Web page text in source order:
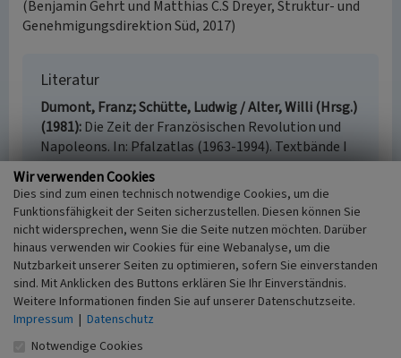
(Benjamin Gehrt und Matthias C.S Dreyer, Struktur- und
Genehmigungsdirektion Süd, 2017)
Literatur
Dumont, Franz; Schütte, Ludwig / Alter, Willi (Hrsg.)
(1981) Die Zeit der Französischen Revolution und
Napoleons. In: Pfalzatlas (1963-1994). Textbände I
bis IV sowie zwei Kartenbände, S. 1458-1460. Speyer.
Eitelmann, Walter; Kimmel, Ernst
(2005) Rittersteine im Pfälzerwald. Eine steinerne
Geschichtsschreibung. S. 422. S. 63, Neustadt an der
Weinstraße (5. leicht überarbeitete Auflage mit
Wandervorschlägen).
Ritterstein „Hauptschanze I“ am Steigerkopf
Wir verwenden Cookies
Dies sind zum einen technisch notwendige Cookies, um die
Funktionsfähigkeit der Seiten sicherzustellen. Diesen können Sie
nicht widersprechen, wenn Sie die Seite nutzen möchten. Darüber
hinaus verwenden wir Cookies für eine Webanalyse, um die
Nutzbarkeit unserer Seiten zu optimieren, sofern Sie einverstanden
sind. Mit Anklicken des Buttons erklären Sie Ihr Einverständnis.
Weitere Informationen finden Sie auf unserer Datenschutzseite.
Impressum | Datenschutz
Notwendige Cookies